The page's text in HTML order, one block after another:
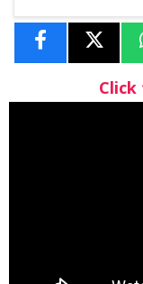
Click